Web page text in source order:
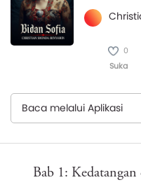
0
Suka
Baca melalui Aplikasi
Bab 1: